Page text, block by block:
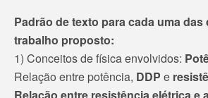
Padrão de texto para cada uma
trabalho proposto:
1) Conceitos de física envolvidos:
Relação entre potência, DDP e
Relação entre resistência elétrica e